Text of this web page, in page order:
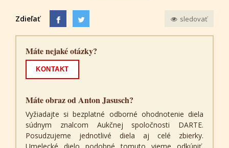
Zdieľať sledovať
Máte nejaké otázky?
KONTAKT
Máte obraz od Anton Jasusch?
Vyžiadajte si bezplatné odborné ohodnotenie diela
súdnym znalcom Aukčnej spoločnosti DARTE.
Posudzujeme jednotlivé diela aj celé zbierky.